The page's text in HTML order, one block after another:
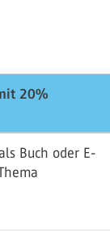
20%
Buch oder E-